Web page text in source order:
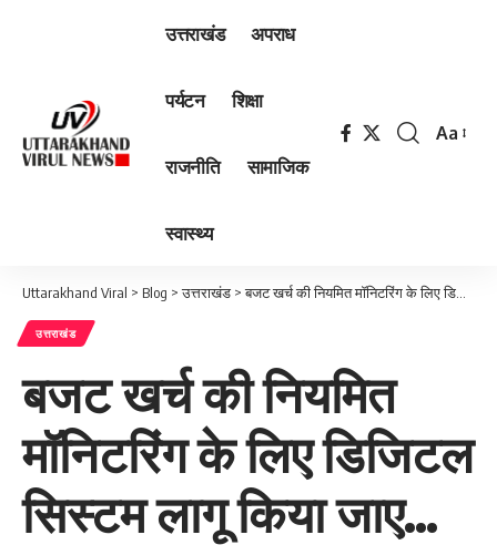
उत्तराखंड अपराध
पर्यटन शिक्षा
राजनीति सामाजिक
स्वास्थ्य
Font
Aa
Uttarakhand Viral > Blog >उत्तराखंड >बजट खर्च की नियमित मॉनिटरिंग के लिए डिजिटल सिस्टम लागू किया जाए…
उत्तराखंड
बजट खर्च की नियमित
मॉनिटरिंग के लिए डिजिटल
सिस्टम लागू किया जाए…